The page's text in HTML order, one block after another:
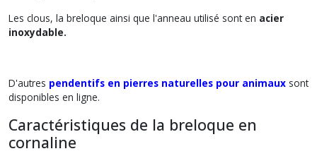
Les clous, la breloque ainsi que l'anneau utilisé sont en acier
inoxydable.
D'autres pendentifs en pierres naturelles pour animaux sont
disponibles en ligne.
Caractéristiques de la breloque en
cornaline